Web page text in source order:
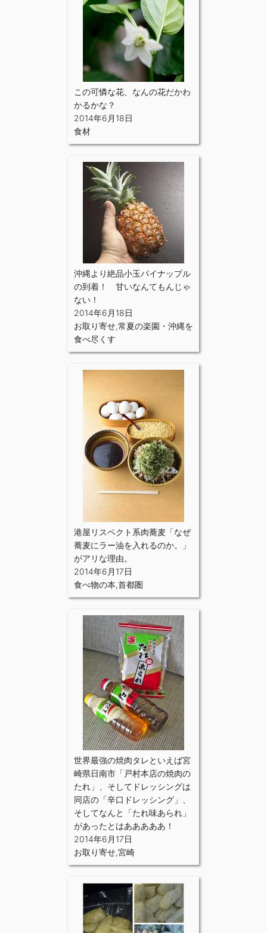
この可憐な花、なんの花だかわ
かるかな？
2014年6月18日
食材
沖縄より絶品小玉パイナップル
の到着！ 甘いなんてもんじゃ
ない！
2014年6月18日
お取り寄せ,常夏の楽園・沖縄を
食べ尽くす
港屋リスペクト系肉蕎麦「なぜ
蕎麦にラー油を入れるのか。」
がアリな理由。
2014年6月17日
食べ物の本,首都圏
世界最強の焼肉タレといえば宮
崎県日南市「戸村本店の焼肉の
たれ」、そしてドレッシングは
同店の「辛口ドレッシング」、
そしてなんと「たれ味あられ」
があったとはあああああ！
2014年6月17日
お取り寄せ,宮崎